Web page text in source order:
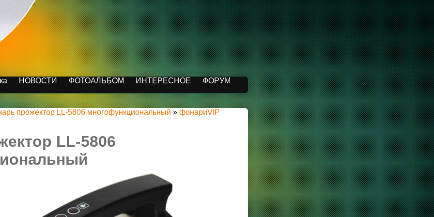
НОВОСТИ ФОТОАЛЬБОМ ИНТЕРЕСНОЕ ФОРУМ
прожектор LL-5806 многофункциональный » фонариVIP
LL-5806